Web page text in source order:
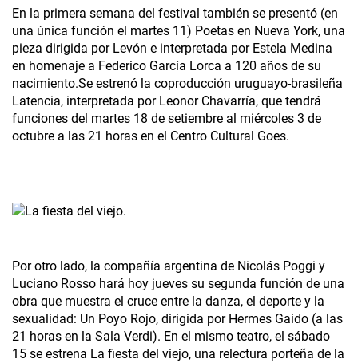
En la primera semana del festival también se presentó (en
una única función el martes 11) Poetas en Nueva York, una
pieza dirigida por Levón e interpretada por Estela Medina
en homenaje a Federico García Lorca a 120 años de su
nacimiento.Se estrenó la coproducción uruguayo-brasileña
Latencia, interpretada por Leonor Chavarría, que tendrá
funciones del martes 18 de setiembre al miércoles 3 de
octubre a las 21 horas en el Centro Cultural Goes.
Por otro lado, la compañía argentina de Nicolás Poggi y
Luciano Rosso hará hoy jueves su segunda función de una
obra que muestra el cruce entre la danza, el deporte y la
sexualidad: Un Poyo Rojo, dirigida por Hermes Gaido (a las
21 horas en la Sala Verdi). En el mismo teatro, el sábado
15 se estrena La fiesta del viejo, una relectura porteña de la